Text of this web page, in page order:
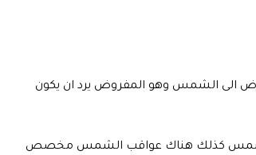
الى الشمس وهو المفروض يرد ان يكون
الشمس كذلك هناك عواقب الشمس مخصص